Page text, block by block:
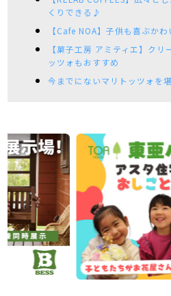
くりできる♪
【Cafe NOA】子供も喜ぶか
【菓子工房 アミティエ】ク
ッツォもおすすめ
今までにないマリトッツォを